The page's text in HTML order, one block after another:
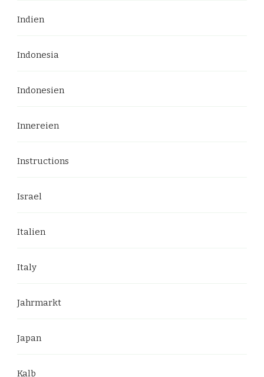
Indien
Indonesia
Indonesien
Innereien
Instructions
Israel
Italien
Italy
Jahrmarkt
Japan
Kalb